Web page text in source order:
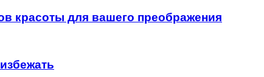
красоты для вашего преображения